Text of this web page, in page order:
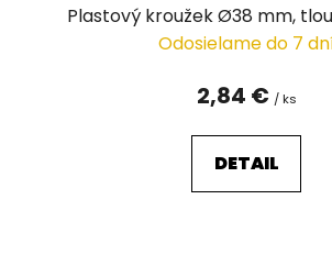
Plastový kroužek Ø38 mm,
Odosielame do 7
2,84 € / ks
DETAIL